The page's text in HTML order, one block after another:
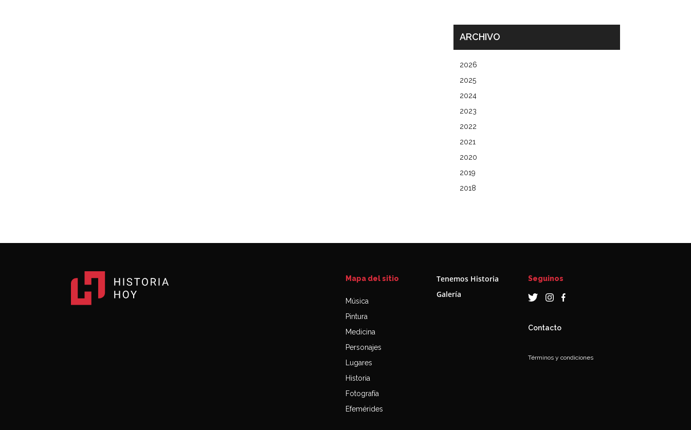
ARCHIVO
2026
2025
2024
2023
2022
2021
2020
2019
2018
Mapa del sitio
Música
Pintura
Medicina
Personajes
Lugares
Historia
Fotografía
Efemérides
Tenemos Historia
Galería
Seguinos
Contacto
Términos y condiciones